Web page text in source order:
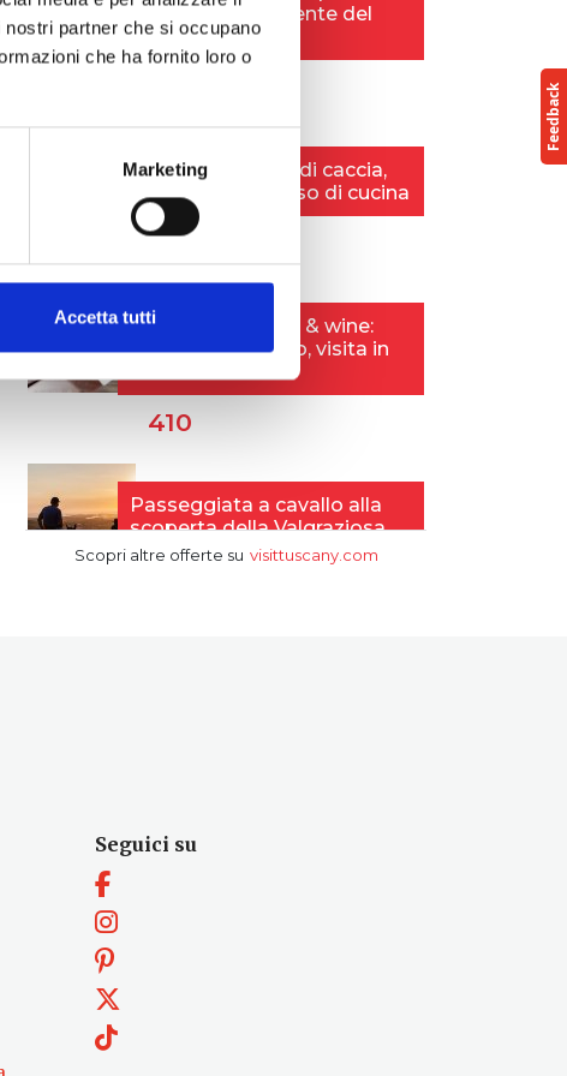
partner che si occupano
che ha fornito loro o
Marketing
Accetta tutti
Seguici su